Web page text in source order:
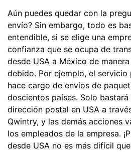
Aún puedes quedar con la
envío? Sin embargo, todo es
entendible, si se elige una
confianza que se ocupa de
desde USA a México de
debido. Por ejemplo, el
hace cargo de envíos de
doscientos países. Solo
dirección postal en USA a
Qwintry, y las demás acciones
los empleados de la empresa.
desde USA no es más difícil